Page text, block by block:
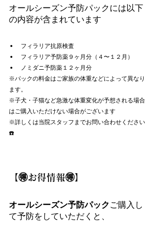
オールシーズン予防パックには以下
の内容が含まれています
フィラリア抗原検査
フィラリア予防薬９ヶ月分（４〜１２月）
ノミダニ予防薬１２ヶ月分
※パックの料金はご家族の体重などによって異なり
ます。
※子犬・子猫など急激な体重変化が予想される場合
はご購入いただけない場合がございます
※詳しくは当院スタッフまでお問い合わせください
☎️
【🉐お得情報🉐】
オールシーズン予防パック ご購入し
て予防をしていただくと、